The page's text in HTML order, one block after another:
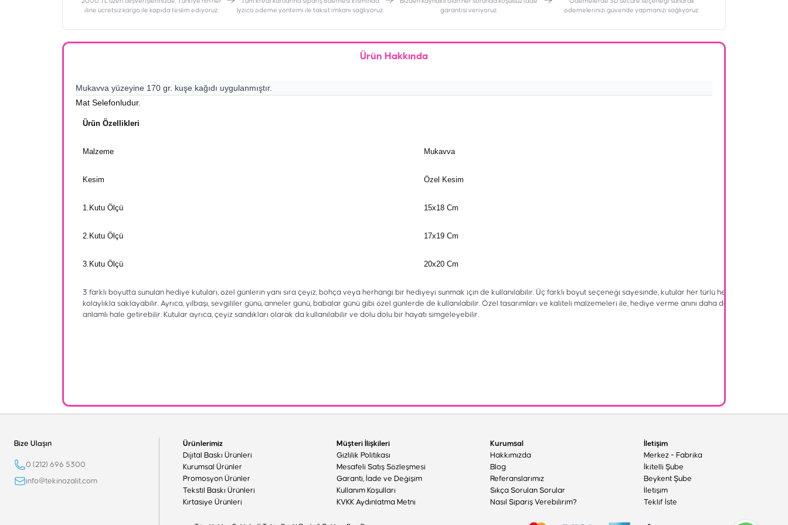
iline ücretsiz kargo ile kapıda teslim ediyoruz.
İyzico ödeme yöntemi ile taksit imkanı sağlıyoruz.
garantisi veriyoruz.
ödemelerinizi güvende yapmanızı sağlıyoruz.
Ürün Hakkında
Mukavva yüzeyine 170 gr. kuşe kağıdı uygulanmıştır.
Mat Selefonludur.
Ürün Özellikleri
Malzeme Mukavva
Kesim Özel Kesim
1.Kutu Ölçü 15x18 Cm
2.Kutu Ölçü 17x19 Cm
3.Kutu Ölçü 20x20 Cm
3 farklı boyutta sunulan hediye kutuları, özel günlerin yanı sıra çeyiz, bohça veya herhangi bir hediyeyi sunmak için de kullanılabilir. Üç farklı boyut seçeneği sayesinde, kutular her türlü hediyeyi
kolaylıkla saklayabilir. Ayrıca, yılbaşı, sevgililer günü, anneler günü, babalar günü gibi özel günlerde de kullanılabilir. Özel tasarımları ve kaliteli malzemeleri ile, hediye verme anını daha da
anlamlı hale getirebilir. Kutular ayrıca, çeyiz sandıkları olarak da kullanılabilir ve dolu dolu bir hayatı simgeleyebilir.
Bize Ulaşın
0 (212) 696 5300
info@tekinozalit.com
Ürünlerimiz
Dijital Baskı Ürünleri
Kurumsal Ürünler
Promosyon Ürünler
Tekstil Baskı Ürünleri
Kırtasiye Ürünleri
Müşteri İlişkileri
Gizlilik Politikası
Mesafeli Satış Sözleşmesi
Garanti, İade ve Değişim
Kullanım Koşulları
KVKK Aydınlatma Metni
Kurumsal
Hakkımızda
Blog
Referanslarımız
Sıkça Sorulan Sorular
Nasıl Sipariş Verebilirim?
İletişim
Merkez - Fabrika
İkitelli Şube
Beykent Şube
İletişim
Teklif İste